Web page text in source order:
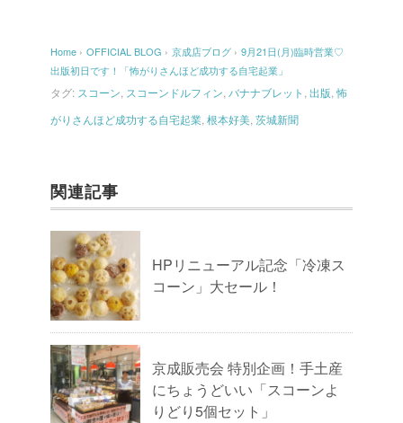
Home › OFFICIAL BLOG › 京成店ブログ › 9月21日(月)臨時営業♡
出版初日です！「怖がりさんほど成功する自宅起業」
タグ: スコーン スコーンドルフィン バナナブレット 出版 ,怖
がりさんほど成功する自宅起業 根本好美 茨城新聞
関連記事
HPリニューアル記念「冷凍ス
コーン」大セール！
京成販売会 特別企画！手土産
にちょうどいい「スコーンよ
りどり5個セット」